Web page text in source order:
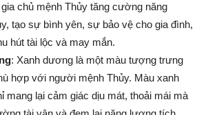
chủ mệnh Thủy tăng cường năng
tạo sự bình yên, sự bảo vệ cho gia đình,
hút tài lộc và may mắn.
: Xanh dương là một màu tượng trưng
hợp với người mệnh Thủy. Màu xanh
mang lại cảm giác dịu mát, thoải mái mà